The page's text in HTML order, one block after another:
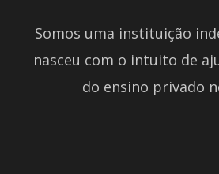
Somos uma instituição
nasceu com o intuito de
do ensino privado